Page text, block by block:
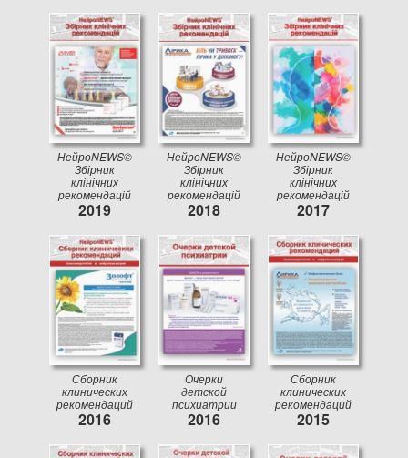
НейроNEWS©
Збірник
клінічних
рекомендацій
2019
НейроNEWS©
Збірник
клінічних
рекомендацій
2018
НейроNEWS©
Збірник
клінічних
рекомендацій
2017
Сборник
клинических
рекомендаций
2016
Очерки
детской
психиатрии
2016
Сборник
клинических
рекомендаций
2015